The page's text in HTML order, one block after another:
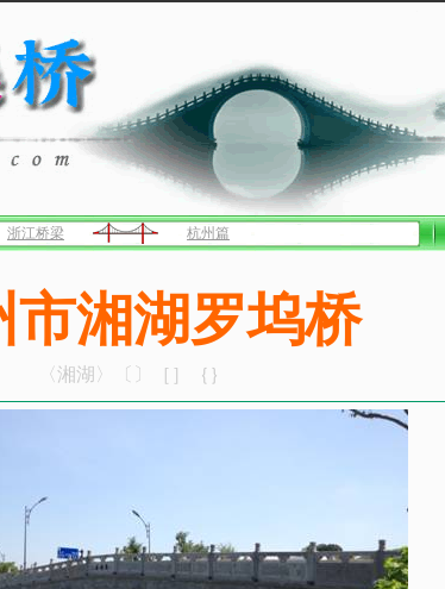
浙江桥梁 杭州篇
市湘湖罗坞桥
〈湘湖〉〔〕［］｛｝